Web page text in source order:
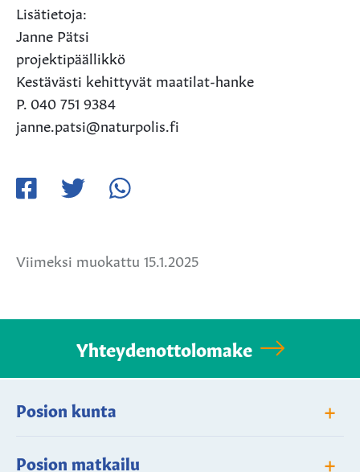
Lisätietoja:
Janne Pätsi
projektipäällikkö
Kestävästi kehittyvät maatilat-hanke
P. 040 751 9384
janne.patsi@naturpolis.fi
Viimeksi muokattu 15.1.2025
Yhteydenottolomake
Posion kunta +
Posion matkailu +